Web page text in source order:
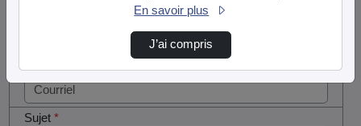
Courriel*
Sujet*
En savoir plus
J’ai compris